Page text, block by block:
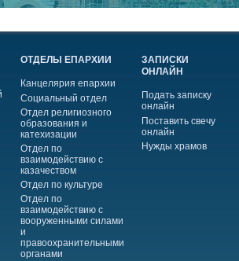
ОТДЕЛЫ ЕПАРХИИ
Канцелярия епархии
Социальный отдел
Отдел религиозного
образования и
катехизации
Отдел по
взаимодействию с
казачеством
Отдел по культуре
Отдел по
взаимодействию с
вооруженными силами
и
правоохранительными
органами
ЗАПИСКИ
ОНЛАЙН
Подать записку
онлайн
Поставить свечу
онлайн
Нужды храмов